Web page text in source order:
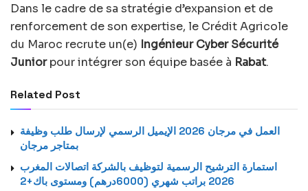
Dans le cadre de sa stratégie d’expansion et de
renforcement de son expertise, le Crédit Agricole
du Maroc recrute un(e) Ingénieur Cyber Sécurité
Juniorpour intégrer son équipe basée à Rabat.
Related Post
العمل في مرجان 2026 الإيميل الرسمي لإرسال طلب وظيفة
بمتاجر مرجان
استمارة الترشيح الرسمية لتوظيف بالشركة اتصالات المغرب
2026 براتب شهري (6000درهم) ومستوى باك+2